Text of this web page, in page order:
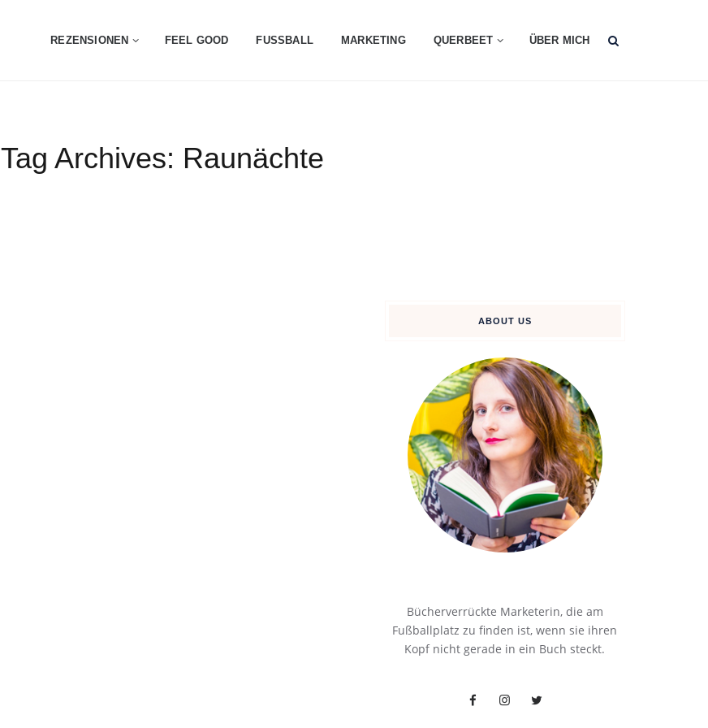
REZENSIONEN FEEL GOOD FUSSBALL MARKETING QUERBEET ÜBER MICH
Tag Archives: Raunächte
ABOUT US
Bücherverrückte Marketerin, die am
Fußballplatz zu finden ist, wenn sie ihren
Kopf nicht gerade in ein Buch steckt.